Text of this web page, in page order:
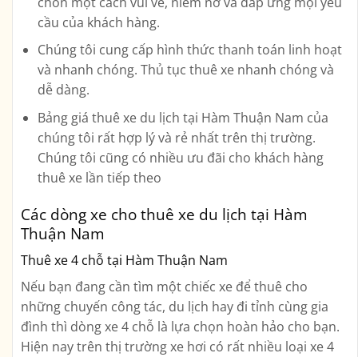
cầu của khách hàng.
Chúng tôi cung cấp hình thức thanh toán linh hoạt
và nhanh chóng. Thủ tục thuê xe nhanh chóng và
dễ dàng.
Bảng giá thuê xe du lịch tại Hàm Thuận Nam của
chúng tôi rất hợp lý và rẻ nhất trên thị trường.
Chúng tôi cũng có nhiều ưu đãi cho khách hàng
thuê xe lần tiếp theo
Các dòng xe cho thuê xe du lịch tại Hàm
Thuận Nam
Thuê xe 4 chỗ tại Hàm Thuận Nam
Nếu bạn đang cần tìm một chiếc xe để thuê cho
những chuyến công tác, du lịch hay đi tỉnh cùng gia
đình thì dòng xe 4 chỗ là lựa chọn hoàn hảo cho bạn.
Hiện nay trên thị trường xe hơi có rất nhiều loại xe 4